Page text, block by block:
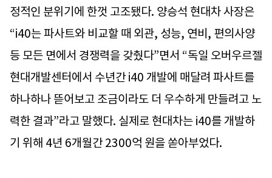
정적인 분위기에 한껏 고조됐다. 양승석 현대차 사장은
“i40는 파사트와 비교할 때 외관, 성능, 연비, 편의사양
등 모든 면에서 경쟁력을 갖췄다”면서 “독일 오버우르젤
현대개발센터에서 수년간 i40 개발에 매달려 파사트를
하나하나 뜯어보고 조금이라도 더 우수하게 만들려고 노
력한 결과”라고 말했다. 실제로 현대차는 i40를 개발하
기 위해 4년 6개월간 2300억 원을 쏟아부었다.